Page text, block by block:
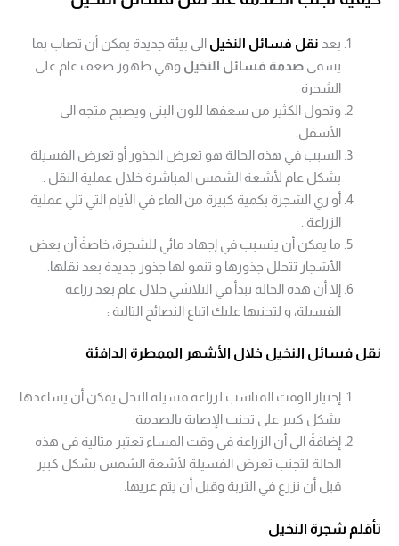
بعد نقل فسائل النخيل الى بيئة جديدة يمكن أن تصاب بما
يسمى صدمة فسائل النخيل وهي ظهور ضعف عام على
الشجرة .
وتحول الكثير من سعفها للون البني ويصبح متجه الى
الأسفل.
السبب في هذه الحالة هو تعرض الجذور أو تعرض الفسيلة
بشكل عام لأشعة الشمس المباشرة خلال عملية النقل .
أو ري الشجرة بكمية كبيرة من الماء في الأيام التي تلي عملية
الزراعة .
ما يمكن أن يتسبب في إجهاد مائي للشجرة، خاصةً أن بعض
الأشجار تتحلل جذورها و تنمو لها جذور جديدة بعد نقلها.
إلا أن هذه الحالة تبدأ في التلاشي خلال عام بعد زراعة
الفسيلة، و لتجنبها عليك اتباع النصائح التالية :
نقل فسائل النخيل خلال الأشهر الممطرة الدافئة
إختيار الوقت المناسب لزراعة فسيلة النخل يمكن أن يساعدها
بشكل كبير على تجنب الإصابة بالصدمة.
إضافةً الى أن الزراعة في وقت المساء تعتبر مثالية في هذه
الحالة لتجنب تعرض الفسيلة لأشعة الشمس بشكل كبير
قبل أن تزرع في التربة وقبل أن يتم عريها.
تأقلم شجرة النخيل